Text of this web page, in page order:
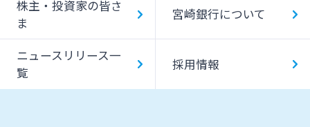
株主・投資家の皆さ
ま
宮崎銀行について
ニュースリリース一
覧
採用情報